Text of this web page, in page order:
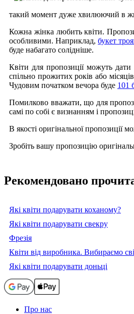
такий момент дуже хвилюючий в
Кожна жінка любить квіти.
особливими. Наприклад,букет
буде набагато солідніше.
Квіти для пропозиції можуть дати
спільно прожитих років або
Чудовим початком вечора буде 101
Помилково вважати, що для
самі по собі є визнанням і
В якості оригінальної пропозиції
Зробіть вашу пропозицію
Рекомендовано
Які квіти подарувати коханому?
Які квіти подарувати свекру
Фрезія
Квіти від виробника. Вибираємо
Які квіти подарувати доньці
Про нас